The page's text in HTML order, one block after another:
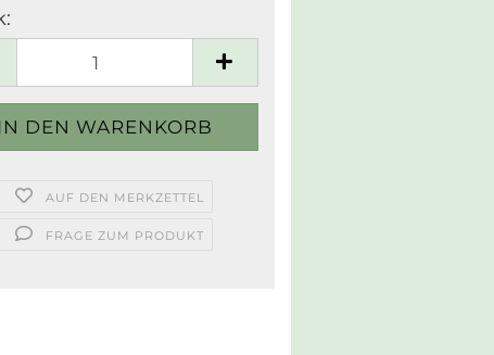
AUF DEN MERKZETTEL
FRAGE ZUM PRODUKT